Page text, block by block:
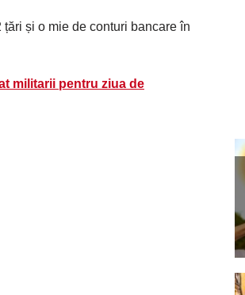
și o mie de conturi bancare în
militarii pentru ziua de